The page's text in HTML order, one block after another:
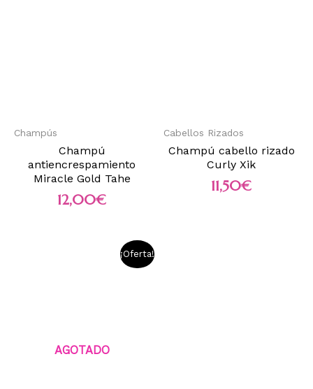
Champús
Champú
antiencrespamiento
Miracle Gold Tahe
12,00€
Cabellos Rizados
Champú cabello rizado
Curly Xik
11,50€
¡Oferta!
AGOTADO